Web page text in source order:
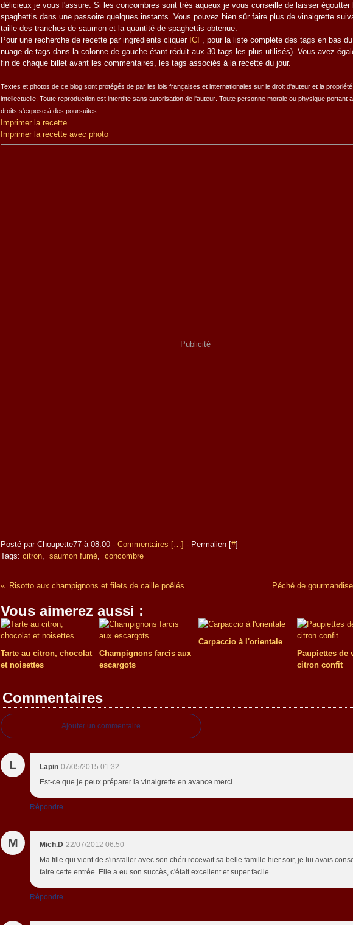
délicieux je vous l'assure. Si les concombres sont très aqueux je vous conseille de laisser égoutter
spaghettis dans une passoire quelques instants. Vous pouvez bien sûr faire plus de vinaigrette
taille des tranches de saumon et la quantité de spaghettis obtenue.
Pour unerecherche de recette par ingrédients cliquer ICI , pour la liste complète des tags en bas
nuage de tags dans la colonne de gauche étant réduit aux 30 tags les plus utilisés). Vous avez
fin de chaque billet avant les commentaires, les tags associés à la recette du jour.
Textes et photos de ce blog sont protégés de par les lois françaises et internationales sur le droit d'auteur et la propriété
intellectuelle. Toute reproduction est interdite sans autorisation de l'auteur . Toute personne morale ou physique portant
droits s'expose à des poursuites.
Imprimer la recette
Imprimer la recette avec photo
Publicité
Posté par Choupette77 à 08:00 -Commentaires […] - Permalien [#]
Tags:citron,saumon fumé,concombre
Risotto aux champignons et filets de caille poêlés Péché de
Vous aimerez aussi :
Tarte au citron, chocolat
et noisettes
Champignons farcis aux
escargots
Carpaccio à l'orientale
Paupiettes de
citron confit
Commentaires
Ajouter un commentaire
L Lapin 07/05/2015 01:32
Est-ce que je peux préparer la vinaigrette en avance merci
Répondre
M Mich.D 22/07/2012 06:50
Ma fille qui vient de s'installer avec son chéri recevait sa belle famille hier soir, je lui avais
faire cette entrée. Elle a eu son succès, c'était excellent et super facile.
Répondre